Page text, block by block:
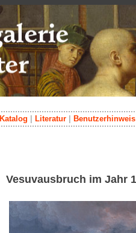
Katalog Literatur Benutzerhinweis
Vesuvausbruch im Jahr